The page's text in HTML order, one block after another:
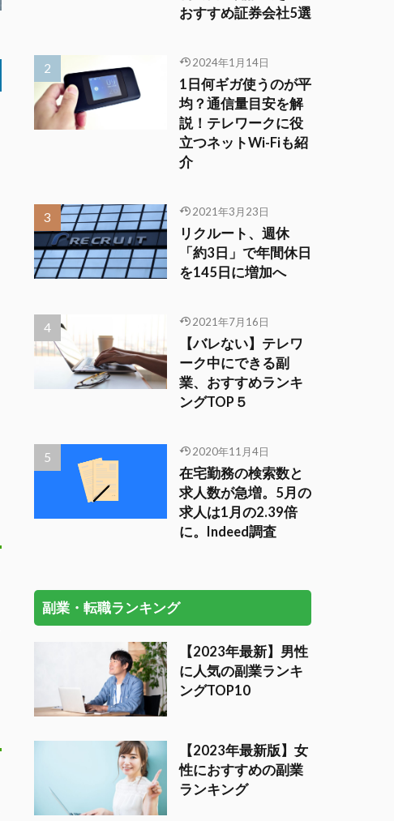
おすすめ証券会社5選
2024年1月14日
1日何ギガ使うのが平
均？通信量目安を解
説！テレワークに役
立つネットWi-Fiも紹
介
2021年3月23日
リクルート、週休
「約3日」で年間休日
を145日に増加へ
2021年7月16日
【バレない】テレワ
ーク中にできる副
業、おすすめランキ
ングTOP５
2020年11月4日
在宅勤務の検索数と
求人数が急増。5月の
求人は1月の2.39倍
に。Indeed調査
副業・転職ランキング
【2023年最新】男性
に人気の副業ランキ
ングTOP10
【2023年最新版】女
性におすすめの副業
ランキング